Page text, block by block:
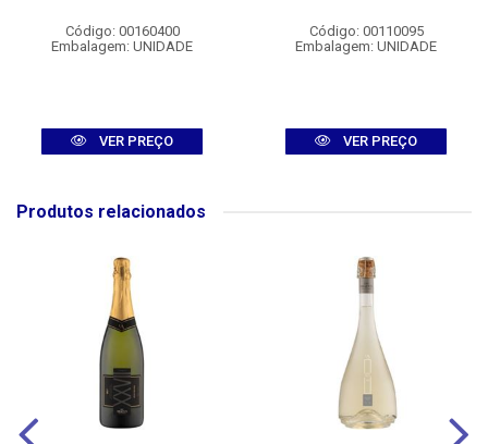
Código: 00160400
Embalagem: UNIDADE
VER PREÇO
Código: 00110095
Embalagem: UNIDADE
VER PREÇO
Produtos relacionados